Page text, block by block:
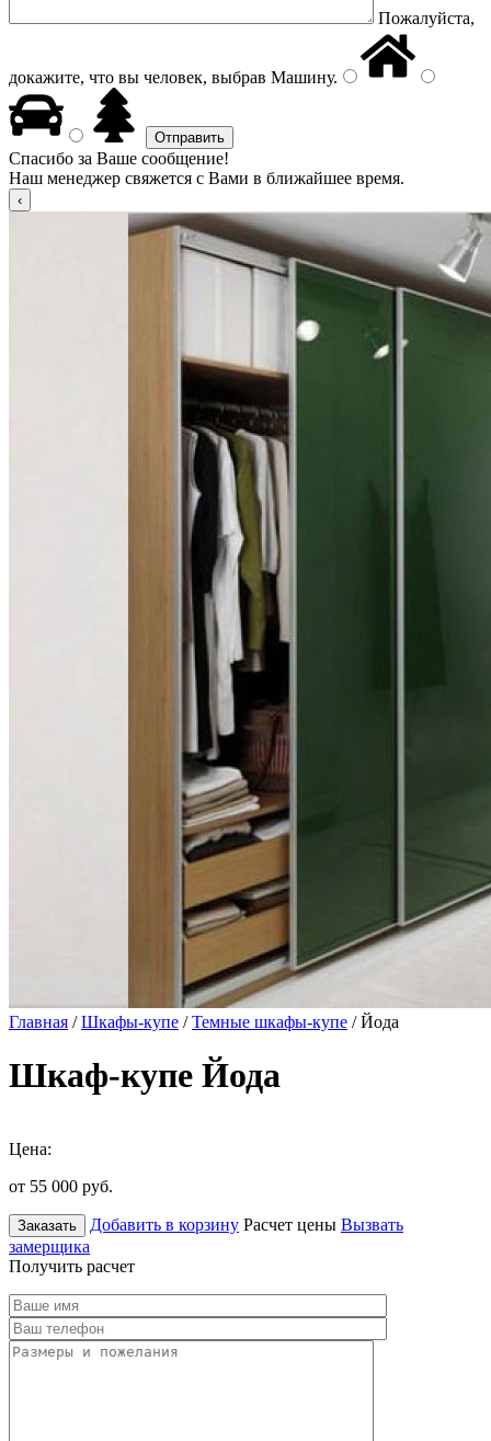
Пожалуйста,
докажите, что вы человек, выбрав Машину.
Спасибо за Ваше сообщение!
Наш менеджер свяжется с Вами в ближайшее время.
Главная /Шкафы-купе /Темные шкафы-купе / Йода
Шкаф-купе Йода
Цена:
от 55 000 руб.
Заказать Добавить в корзину Расчет цены Вызвать
замерщика
Получить расчет